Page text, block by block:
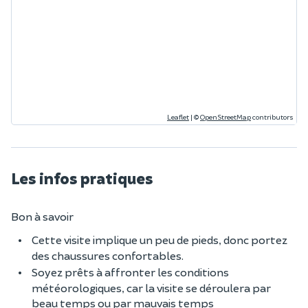
Leaflet | ©OpenStreetMapcontributors
Les infos pratiques
Bon à savoir
Cette visite implique un peu de pieds, donc portez
des chaussures confortables.
Soyez prêts à affronter les conditions
météorologiques, car la visite se déroulera par
beau temps ou par mauvais temps